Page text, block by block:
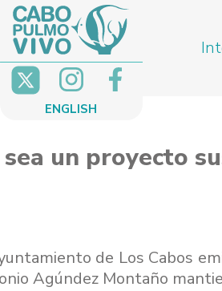
ENGLISH
un proyecto
de Los Cabos
Agúndez Montaño